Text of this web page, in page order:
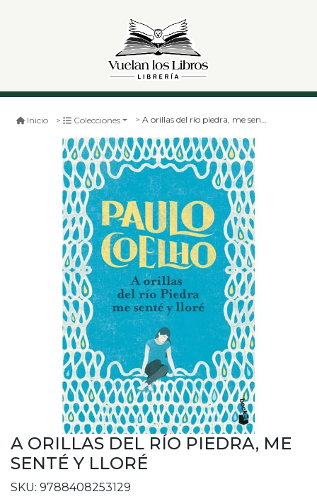
Inicio Colecciones A orillas del río piedra, me senté y lloré
A ORILLAS DEL RÍO PIEDRA, ME
SENTÉ Y LLORÉ
SKU: 9788408253129